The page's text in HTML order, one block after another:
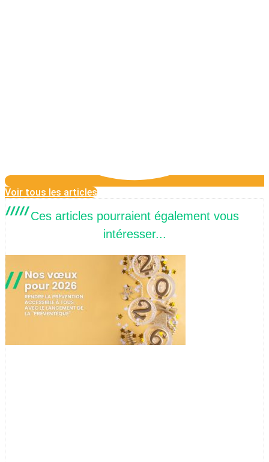
Voir tous les articles
Ces articles pourraient également vous
intéresser...